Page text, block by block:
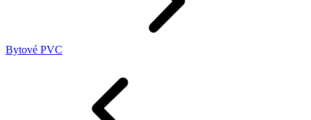
Bytové PVC